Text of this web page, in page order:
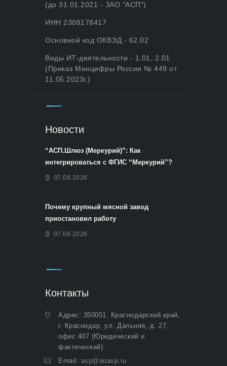
(до 31.01.2021 - ЗАО "АСП")
ИНН 2308178417
Основной код ОКВЭД - 62.02
Виды ИТ-деятельности - 1.01, 2.01
(Приказ Минцифры России № 449 от
11.05.2023г.)
Новости
“АСП.Шлюз (Меркурий)”: Как
интегрироваться с ФГИС “Меркурий”?
07.08.2026
Почему крупный мясной завод
приостановил работу
07.08.2026
Контакты
Адрес: 350051, Краснодарский край,
г. Краснодар, ул. Дальняя, д. 27,
офис 407 (Юридический и
фактический)
Email: asp@aoasp.ru